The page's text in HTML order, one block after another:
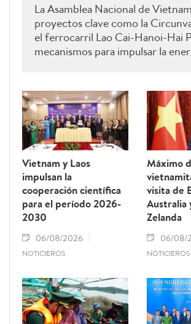
La Asamblea Nacional de
proyectos clave como la
el ferrocarril Lao Cai-Hanoi-Hai
mecanismos para impulsar la
Vietnam y Laos
impulsan la
cooperación científica
para el período 2026-
2030
06/08/2026
NOTICIEROS
Máximo
visita de
Australia
Zelanda
06/08/
NOTICIEROS